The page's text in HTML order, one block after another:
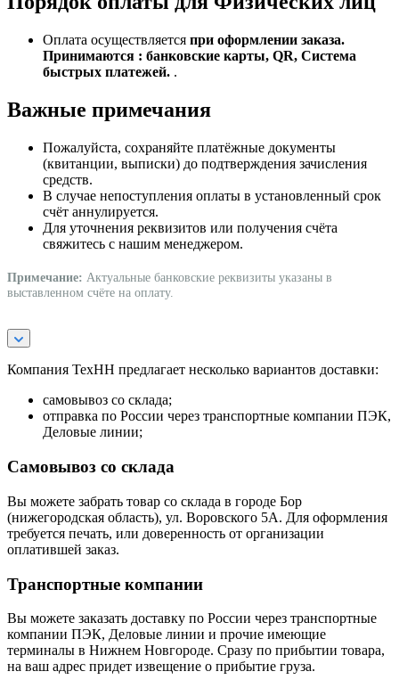
Оплата осуществляется при оформлении заказа.
Принимаются : банковские карты, QR, Система
быстрых платежей. .
Важные примечания
Пожалуйста, сохраняйте платёжные документы
(квитанции, выписки) до подтверждения зачисления
средств.
В случае непоступления оплаты в установленный срок
счёт аннулируется.
Для уточнения реквизитов или получения счёта
свяжитесь с нашим менеджером.
Примечание: Актуальные банковские реквизиты указаны в
выставленном счёте на оплату.
Компания ТехНН предлагает несколько вариантов доставки:
самовывоз со склада;
отправка по России через транспортные компании ПЭК,
Деловые линии;
Самовывоз со склада
Вы можете забрать товар со склада в городе Бор
(нижегородская область), ул. Воровского 5А. Для оформления
требуется печать, или доверенность от организации
оплатившей заказ.
Транспортные компании
Вы можете заказать доставку по России через транспортные
компании ПЭК, Деловые линии и прочие имеющие
терминалы в Нижнем Новгороде. Сразу по прибытии товара,
на ваш адрес придет извещение о прибытие груза.